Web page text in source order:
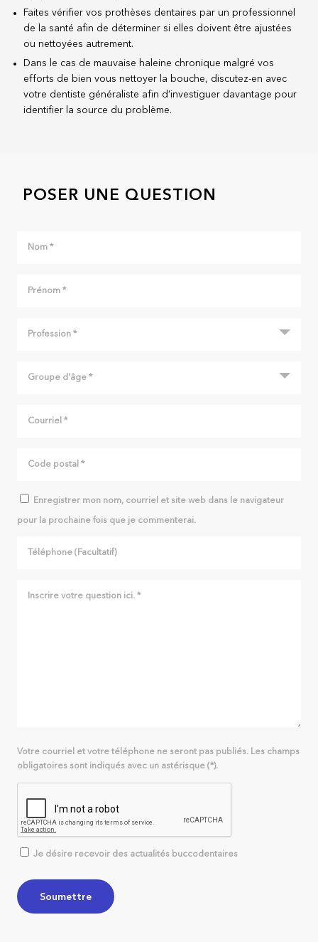
Faites vérifier vos prothèses dentaires par un professionnel
de la santé afin de déterminer si elles doivent être ajustées
ou nettoyées autrement.
Dans le cas de mauvaise haleine chronique malgré vos
efforts de bien vous nettoyer la bouche, discutez-en avec
votre dentiste généraliste afin d’investiguer davantage pour
identifier la source du problème.
POSER UNE QUESTION
Enregistrer mon nom, courriel et site web dans le navigateur
pour la prochaine fois que je commenterai.
Votre courriel et votre téléphone ne seront pas publiés. Les champs
obligatoires sont indiqués avec un astérisque (*).
Je désire recevoir des actualités buccodentaires